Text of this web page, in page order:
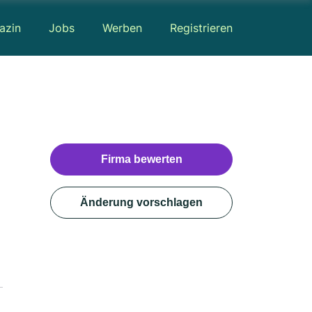
Jobs Werben Registrieren
Firma bewerten
Änderung vorschlagen